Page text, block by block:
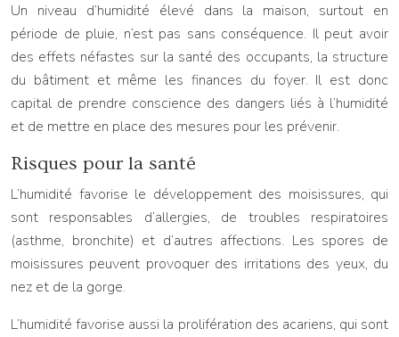
Un niveau d’humidité élevé dans la maison, surtout en
période de pluie, n’est pas sans conséquence. Il peut avoir
des effets néfastes sur la santé des occupants, la structure
du bâtiment et même les finances du foyer. Il est donc
capital de prendre conscience des dangers liés à l’humidité
et de mettre en place des mesures pour les prévenir.
Risques pour la santé
L’humidité favorise le développement des moisissures, qui
sont responsables d’allergies, de troubles respiratoires
(asthme, bronchite) et d’autres affections. Les spores de
moisissures peuvent provoquer des irritations des yeux, du
nez et de la gorge.
L’humidité favorise aussi la prolifération des acariens, qui sont